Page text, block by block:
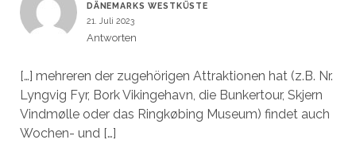
DÄNEMARKS WESTKÜSTE
21. Juli 2023
Antworten
[…] mehreren der zugehörigen Attraktionen hat (z.B. Nr.
Lyngvig Fyr, Bork Vikingehavn, die Bunkertour, Skjern
Vindmølle oder das Ringkøbing Museum) findet auch
Wochen- und […]